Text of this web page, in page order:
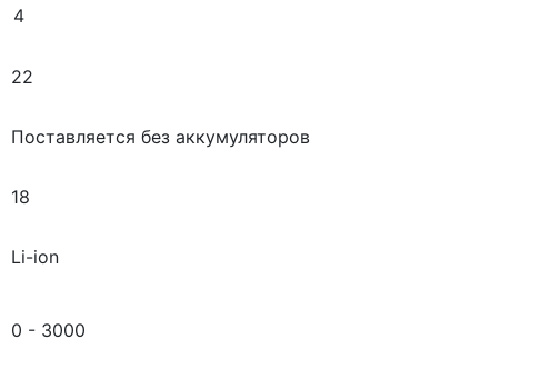
22
Поставляется без аккумуляторов
18
Li-ion
0 - 3000